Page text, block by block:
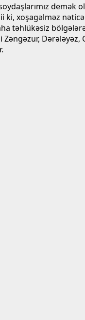
demək
xoşagəlməz
təhlükəsiz
Dərələyəz,